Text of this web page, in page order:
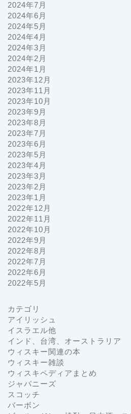
2024年7月
2024年6月
2024年5月
2024年4月
2024年3月
2024年2月
2024年1月
2023年12月
2023年11月
2023年10月
2023年9月
2023年8月
2023年7月
2023年6月
2023年5月
2023年4月
2023年3月
2023年2月
2023年1月
2022年12月
2022年11月
2022年10月
2022年9月
2022年8月
2022年7月
2022年6月
2022年5月
カテゴリ
アイリッシュ
イスラエル他
インド、台湾、オーストラリア
ウィスキー関連の本
ウィスキー雑談
ウィスキペディアまとめ
ジャパニーズ
スコッチ
バーボン